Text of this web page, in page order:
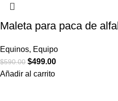
Maleta para paca de
Equinos, Equipo
$590.00 $499.00
Añadir al carrito